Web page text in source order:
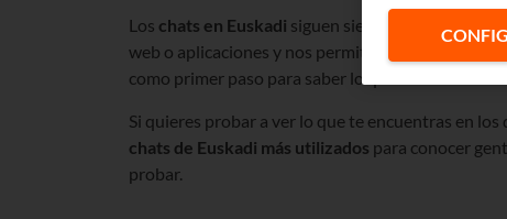
Los chats en Euskadi siguen siendo una vía de
web o aplicaciones y nos permiten entrar en una
como primer paso para saber lo que buscamos en
Si quieres probar a ver lo que te encuentras en
chats de Euskadi más utilizados para conocer
probar.